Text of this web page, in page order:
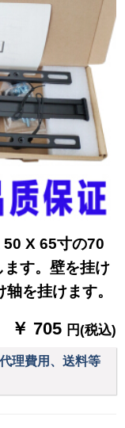
X 65寸の70
す。壁を挂け
を挂けます。
￥ 705 円(税込)
理費用、送料等